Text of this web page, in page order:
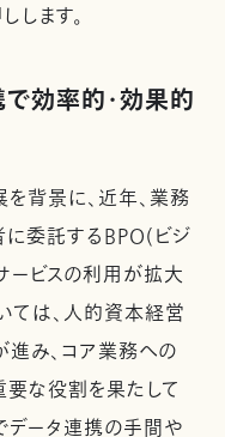
します。
効率的・効果的
背景に、近年、業務
委託するBPO(ビジ
サービスの利用が拡大
ては、人的資本経営
み、コア業務への
な役割を果たして
データ連携の手間や